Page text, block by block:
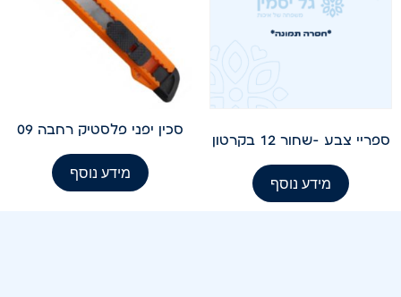
ספריי צבע -שחור 12 בקרטון
מידע נוסף
סכין יפני פלסטיק רחבה 09
מידע נוסף